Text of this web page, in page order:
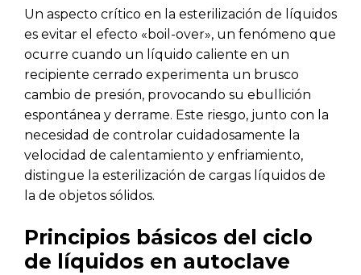
Un aspecto crítico en la esterilización de líquidos
es evitar el efecto «boil-over», un fenómeno que
ocurre cuando un líquido caliente en un
recipiente cerrado experimenta un brusco
cambio de presión, provocando su ebullición
espontánea y derrame. Este riesgo, junto con la
necesidad de controlar cuidadosamente la
velocidad de calentamiento y enfriamiento,
distingue la esterilización de cargas líquidos de
la de objetos sólidos.
Principios básicos del ciclo
de líquidos en autoclave